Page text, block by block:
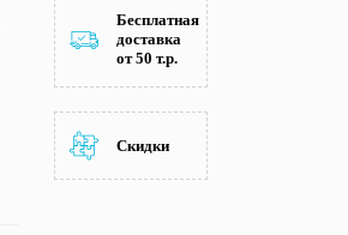
Бесплатная
доставка
от 50 т.р.
Скидки